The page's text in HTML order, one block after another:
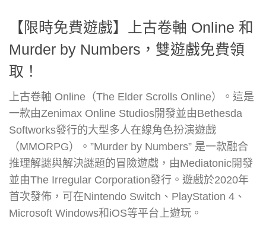
【限時免費遊戲】上古卷軸 Online 和
Murder by Numbers，雙遊戲免費領
取！
上古卷軸 Online（The Elder Scrolls Online）。這是
一款由Zenimax Online Studios開發並由Bethesda
Softworks發行的大型多人在線角色扮演遊戲
（MMORPG）。”Murder by Numbers” 是一款融合
推理解謎與解決謎題的冒險遊戲，由Mediatonic開發
並由The Irregular Corporation發行。遊戲於2020年
首次發佈，可在Nintendo Switch、PlayStation 4、
Microsoft Windows和iOS等平台上遊玩。